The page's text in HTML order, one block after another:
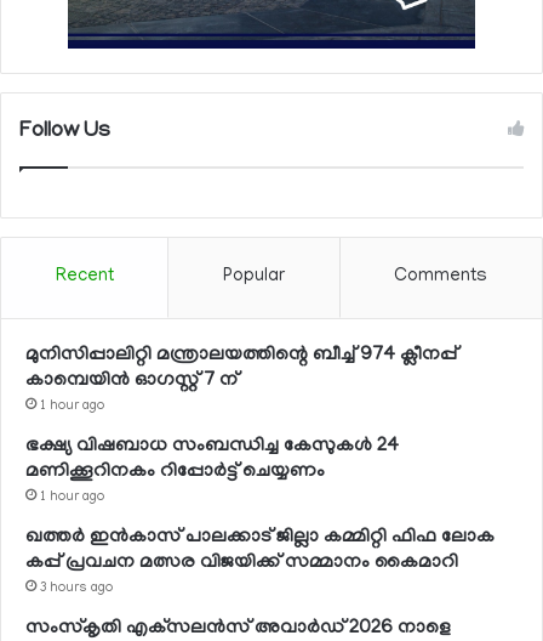
Follow Us
Recent Popular Comments
മുനിസിപ്പാലിറ്റി മന്ത്രാലയത്തിന്റെ ബീച്ച് 974 ക്ലീനപ്പ്
കാമ്പെയിന്‍ ഓഗസ്റ്റ് 7 ന്
1 hour ago
ഭക്ഷ്യ വിഷബാധ സംബന്ധിച്ച കേസുകള്‍ 24
മണിക്കൂറിനകം റിപ്പോര്‍ട്ട് ചെയ്യണം
1 hour ago
ഖത്തര്‍ ഇന്‍കാസ് പാലക്കാട് ജില്ലാ കമ്മിറ്റി ഫിഫ ലോക
കപ്പ് പ്രവചന മത്സര വിജയിക്ക് സമ്മാനം കൈമാറി
3 hours ago
സംസ്‌കൃതി എക്‌സലന്‍സ് അവാര്‍ഡ് 2026 നാളെ